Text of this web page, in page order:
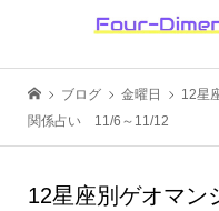
ブログ 金曜日
12星
関係占い 11/6～11/12
12星座別ゲオマン